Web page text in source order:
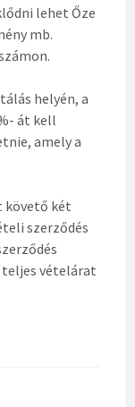
lehet Őze
mb.
helyén, a
át kell
amely a
követő két
szerződés
teljes vételárat